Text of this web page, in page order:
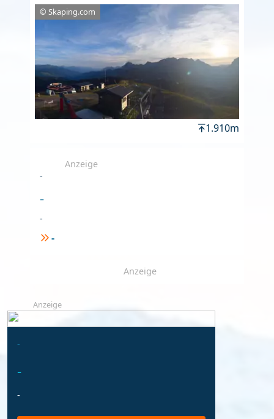
© Skaping.com
1.910m
Anzeige
-
-
-
-
Anzeige
Anzeige
-
-
-